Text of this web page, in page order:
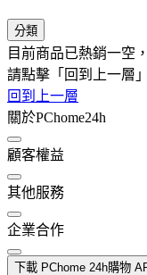
分類
目前商品已熱銷一空，
請點擊「回到上一層
回到上一層
關於PChome24h
顧客權益
其他服務
企業合作
下載 PChome 24h購物